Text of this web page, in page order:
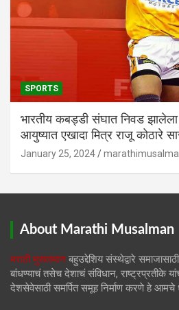
SPORTS
भारतीय कबड्डी संघात निवड
आयुष्यात एखादा मित्र राजू कोठारे
January 25, 2024
About Marathi Musalman
मराठी मुसलमान बहुउद्देशिय संस्थेद्वारे
बांधण्याचं तसेच देशाचं संविधान, राष्ट्रप्रतीके
देशसेवेसाठी समर्पित समूह निर्माण करणे हे